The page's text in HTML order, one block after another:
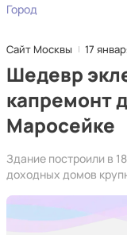
Город
Сайт Москвы 17
Шедевр
капремонт
Маросейке
Здание построили в
доходных домов